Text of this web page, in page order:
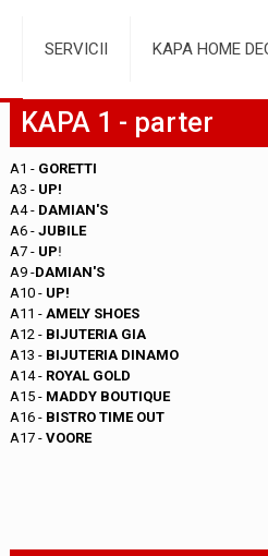
SERVICII KAPA HOME
KAPA 1 - parter
A1 - GORETTI
A3 - UP!
A4 - DAMIAN'S
A6 - JUBILE
A7 - UP!
A9 -DAMIAN'S
A10 - UP!
A11 - AMELY SHOES
A12 - BIJUTERIA GIA
A13 - BIJUTERIA DINAMO
A14 - ROYAL GOLD
A15 - MADDY BOUTIQUE
A16 - BISTRO TIME OUT
A17 - VOORE